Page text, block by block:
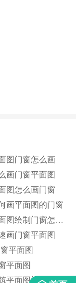
图门窗怎么画
画门窗平面图
图怎么画门窗
画平面图的门窗
图绘制门窗怎么
画门窗平面图
平面图
平面图
平面图门窗怎么